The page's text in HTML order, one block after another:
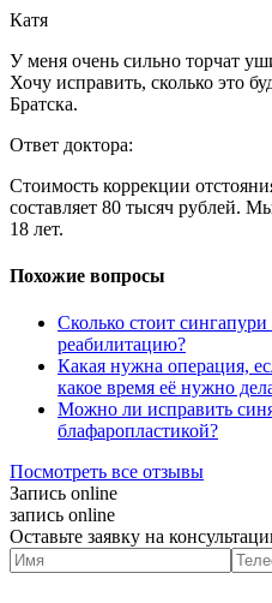
Катя
У меня очень сильно торчат
Хочу исправить, сколько это
Братска.
Ответ доктора:
Стоимость коррекции
составляет 80 тысяч рублей.
18 лет.
Похожие вопросы
Сколько стоит
реабилитацию?
Какая нужна операция,
какое время её нужно
Можно ли исправить
блафаропластикой?
Посмотреть все отзывы
Запись online
запись online
Оставьте заявку на